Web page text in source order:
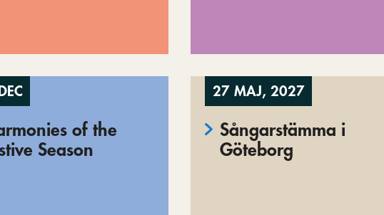
of the
Season
27 MAJ, 2027
Sångarstämma i
Göteborg